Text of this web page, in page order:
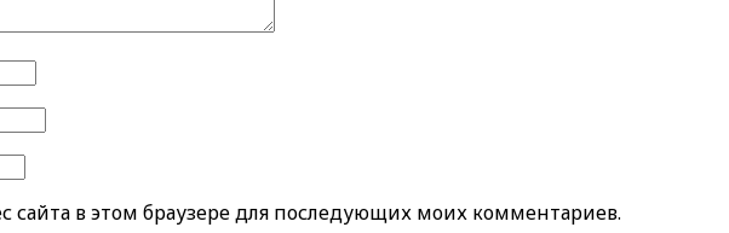
сайта в этом браузере для последующих моих комментариев.